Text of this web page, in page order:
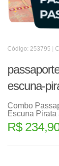
Código: 253795 |
escuna-
Combo
Escuna Pirata
R$